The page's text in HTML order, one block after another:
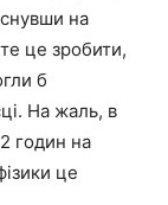
на
це зробити,
б
На жаль, в
годин на
це